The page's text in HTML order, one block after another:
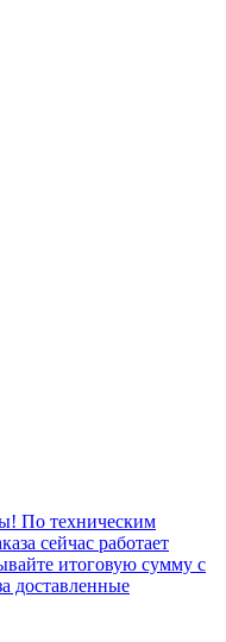
По техническим
сейчас работает
итоговую сумму с
доставленные